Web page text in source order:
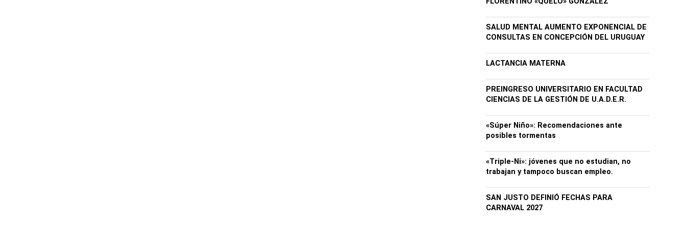
SALUD MENTAL AUMENTO EXPONENCIAL DE
CONSULTAS EN CONCEPCIÓN DEL URUGUAY
LACTANCIA MATERNA
PREINGRESO UNIVERSITARIO EN FACULTAD
CIENCIAS DE LA GESTIÓN DE U.A.D.E.R.
«Súper Niño»: Recomendaciones ante
posibles tormentas
«Triple-Ni»: jóvenes que no estudian, no
trabajan y tampoco buscan empleo.
SAN JUSTO DEFINIÓ FECHAS PARA
CARNAVAL 2027